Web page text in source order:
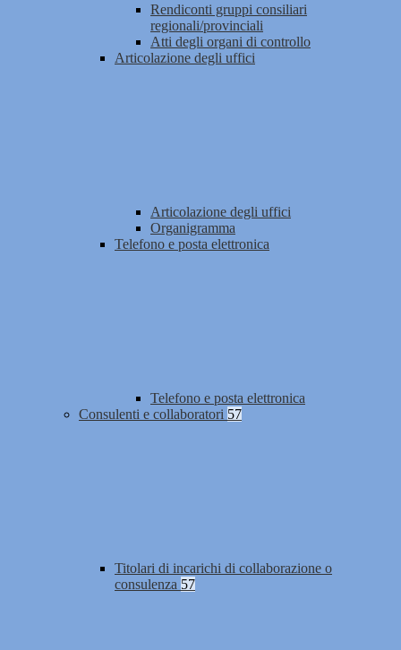
Rendiconti gruppi consiliari
regionali/provinciali
Atti degli organi di controllo
Articolazione degli uffici
Articolazione degli uffici
Organigramma
Telefono e posta elettronica
Telefono e posta elettronica
Consulenti e collaboratori 57
Titolari di incarichi di collaborazione o
consulenza 57